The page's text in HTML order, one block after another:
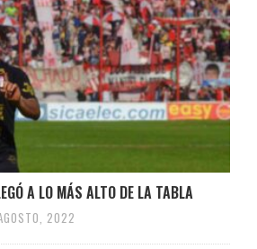
A LO MÁS ALTO DE LA TABLA
2022